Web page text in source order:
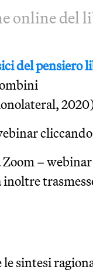
online del
del pensiero
Zoom –
sintesi